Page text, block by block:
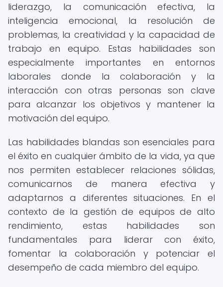
liderazgo, la comunicación efectiva, la
inteligencia emocional, la resolución de
problemas, la creatividad y la capacidad de
trabajo en equipo. Estas habilidades son
especialmente importantes en entornos
laborales donde la colaboración y la
interacción con otras personas son clave
para alcanzar los objetivos y mantener la
motivación del equipo.
Las habilidades blandas son esenciales para
el éxito en cualquier ámbito de la vida, ya que
nos permiten establecer relaciones sólidas,
comunicarnos de manera efectiva y
adaptarnos a diferentes situaciones. En el
contexto de la gestión de equipos de alto
rendimiento, estas habilidades son
fundamentales para liderar con éxito,
fomentar la colaboración y potenciar el
desempeño de cada miembro del equipo.